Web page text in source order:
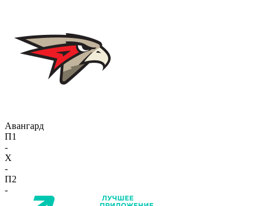
Авангард
П1
-
X
-
П2
-